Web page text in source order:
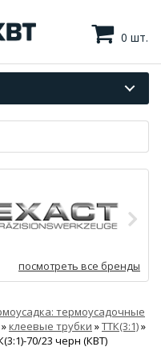
0 шт.
посмотреть все бренды
термоусадочные
»клеевые трубки »ТТК(3:1)»
70/23 черн (КВТ)